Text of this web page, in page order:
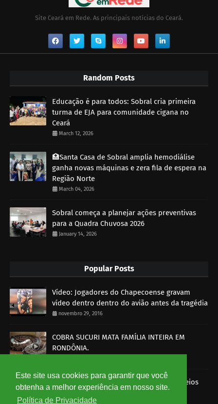
Este site usa cookies para garantir que você
obtenha a melhor experiência em nosso site.
Política de Privacidade
Site Ceará em Rede. As principais notícias do Ceará.
Random Posts
Educação é para todos: Sobral cria primeira
turma de EJA para comunidade cigana no
Ceará
March 12, 2026
🏥Santa Casa de Sobral amplia hemodiálise
ganha novas máquinas e zera fila de espera na
Região Norte
March 04, 2026
Sobral começa a planejar ações preventivas
para a Quadra Chuvosa 2026
January 14, 2026
Popular Posts
Vídeo: Jogadores do Chapecoense gravam
vídeo dentro dentro do avião antes da tragédia
novembro 29, 2016
COBRA SUCURI MATA FAMÍLIA INTEIRA EM
RONDÔNIA.
Imagens mostram funcionários dos Correios
roubando encomendas